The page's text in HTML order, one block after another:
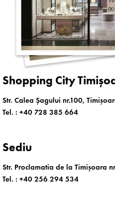
Shopping City
Str. Calea Șagului nr.100,
Tel. : +40 728 385 664
Sediu
Str. Proclamatia de la Timișoara
Tel. : +40 256 294 534